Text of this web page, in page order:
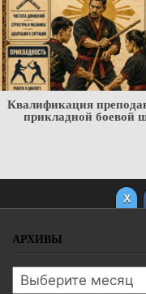
Психологическая
метод формирования
давлением
АРХИВЫ
Архивы